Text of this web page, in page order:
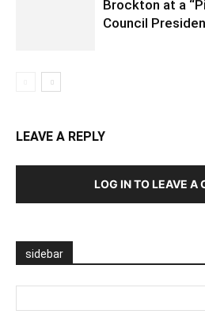
Brockton at a
Council
LEAVE A REPLY
LOG IN TO LEAVE A
sidebar